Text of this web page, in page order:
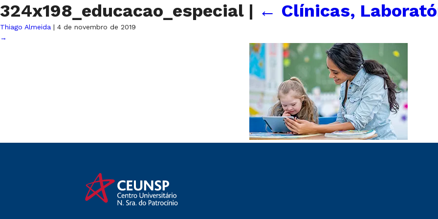
324x198_educacao_especial | ← Clínicas,
Thiago Almeida | 4 de novembro de 2019
→